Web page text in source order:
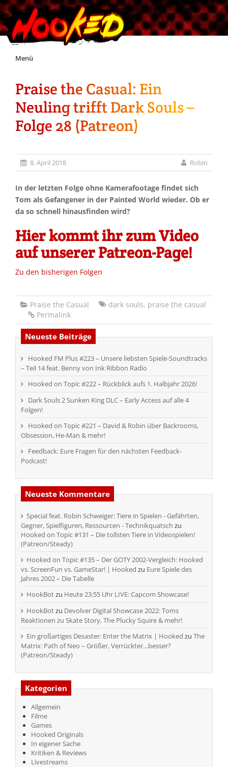
Skip
Menü
Unterstützt Hooked!
Exklusiv für Supporter*innen
Praise the Casual: Ein
Neuling trifft Dark Souls –
Folge 28 (Patreon)
8. April 2018 Robin
In der letzten Folge ohne Kamerafootage findet sich
Tom als Gefangener in der Painted World wieder. Ob er
da so schnell hinausfinden wird?
Hier kommt ihr zum Video
auf unserer Patreon-Page!
Zu den bisherigen Folgen
Praise the Casual dark souls, praise the casual
Permalink
Neueste Beiträge
Hooked FM Plus #223 – Unsere liebsten Spiele-Soundtracks
– Teil 14 feat. Benny von Ink Ribbon Radio
Hooked on Topic #222 – Rückblick aufs 1. Halbjahr 2026!
Dark Souls 2 Sunken King DLC – Early Access auf alle 4
Folgen!
Hooked on Topic #221 – David & Robin über Backrooms,
Obsession, He-Man & mehr!
Feedback: Eure Fragen für den nächsten Feedback-
Podcast!
Neueste Kommentare
Special feat. Robin Schweiger: Tiere in Spielen - Gefährten,
Gegner, Spielfiguren, Ressourcen - Technikquatsch zu
Hooked on Topic #131 – Die tollsten Tiere in Videospielen!
(Patreon/Steady)
Hooked on Topic #135 – Der GOTY 2002-Vergleich: Hooked
vs. ScreenFun vs. GameStar! | Hooked zu Eure Spiele des
Jahres 2002 – Die Tabelle
HookBotzu Heute 23:55 Uhr LIVE: Capcom Showcase!
HookBotzu Devolver Digital Showcase 2022: Toms
Reaktionen zu Skate Story, The Plucky Squire & mehr!
Ein großartiges Desaster: Enter the Matrix | Hooked zu The
Matrix: Path of Neo – Größer, Verrückter…besser?
(Patreon/Steady)
Kategorien
Allgemein
Filme
Games
Hooked Originals
In eigener Sache
Kritiken & Reviews
Livestreams